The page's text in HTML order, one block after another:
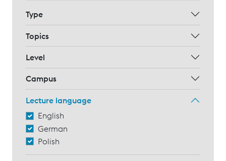
Type
Topics
Level
Campus
Lecture language
English
German
Polish